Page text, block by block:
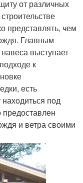
от различных
представлять, чем
Главным
выступает
к
есть
под
предоставлен
и ветра своими